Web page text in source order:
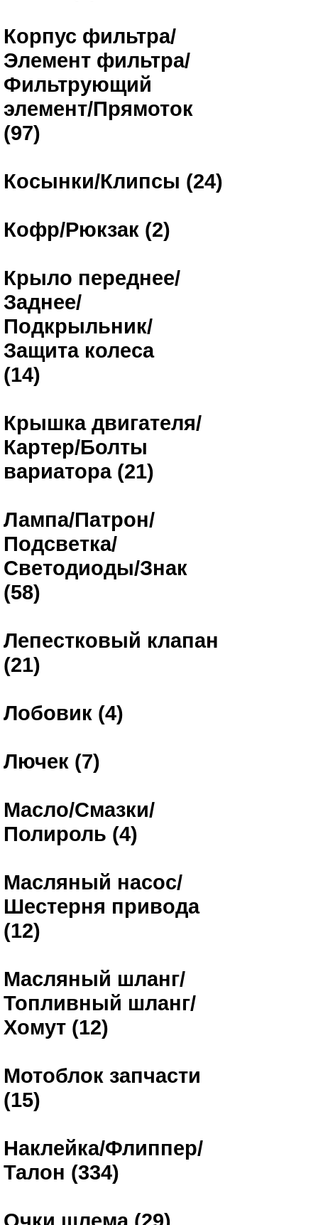
Корпус фильтра/
Элемент фильтра/
Фильтрующий
элемент/Прямоток
(97)
Косынки/Клипсы (24)
Кофр/Рюкзак (2)
Крыло переднее/
Заднее/
Подкрыльник/
Защита колеса
(14)
Крышка двигателя/
Картер/Болты
вариатора (21)
Лампа/Патрон/
Подсветка/
Светодиоды/Знак
(58)
Лепестковый клапан
(21)
Лобовик (4)
Лючек (7)
Масло/Смазки/
Полироль (4)
Масляный насос/
Шестерня привода
(12)
Масляный шланг/
Топливный шланг/
Хомут (12)
Мотоблок запчасти
(15)
Наклейка/Флиппер/
Талон (334)